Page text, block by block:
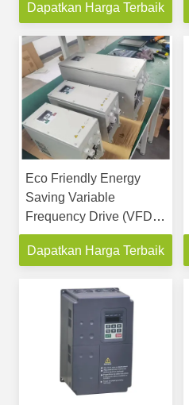
Dapatkan Harga Terbaik
Eco Friendly Energy
Saving Variable
Frequency Drive (VFD)
dengan 4KW 5HP
Dapatkan Harga Terbaik